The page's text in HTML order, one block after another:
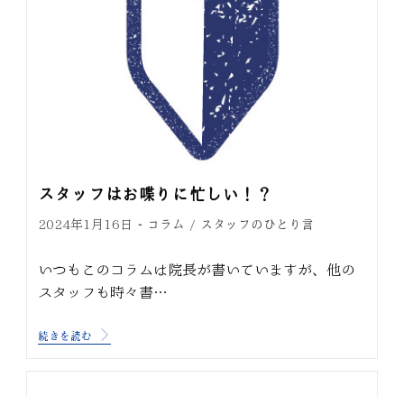
スタッフはお喋りに忙しい！？
2024年1月16日 コラム / スタッフのひとり言
いつもこのコラムは院長が書いていますが、他の
スタッフも時々書…
続きを読む